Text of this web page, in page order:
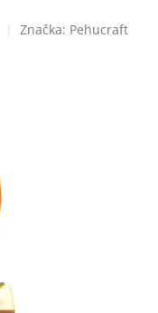
Značka: Pehucraft